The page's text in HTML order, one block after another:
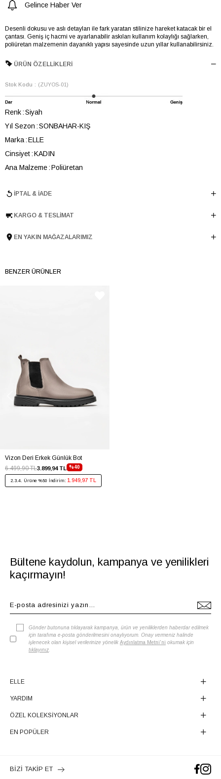
Gelince Haber Ver
Desenli dokusu ve aslı detayları ile fark yaratan stilinize hareket katacak bir el
çantası. Geniş iç hacmi ve ayarlanabilir askıları kullanım kolaylığı sağlarken,
poliüretan malzemenin dayanıklı yapısı sayesinde uzun yıllar kullanabilirsiniz.
ÜRÜN ÖZELLIKLERI
Stok Kodu (ZUYOS-01)
Renk Siyah
Yıl Sezon SONBAHAR-KIŞ
Marka ELLE
Cinsiyet KADIN
Ana Malzeme Poliüretan
En
34 cm
Ürün Cinsi
El Çantası
İPTAL & İADE
KARGO & TESLIMAT
EN YAKIN MAĞAZALARIMIZ
BENZER ÜRÜNLER
Vizon Deri Erkek Günlük Bot
%40
3.899,94 TL
6.499,90 TL
2.3.4. Ürüne %50 İndirim: 1.949,97 TL
Bültene kaydolun, kampanya ve yenilikleri
kaçırmayın!
Gönder butonuna tıklayarak kampanya, ürün ve yeniliklerden haberdar edilmek
için tarafıma e-posta gönderilmesini onaylıyorum. Onay vermeniz halinde
işlenecek olan kişisel verilerinize yönelik Aydınlatma Metni'ni okumak için
tıklayınız
ELLE
YARDIM
ÖZEL KOLEKSİYONLAR
EN POPÜLER
BİZİ TAKİP ET